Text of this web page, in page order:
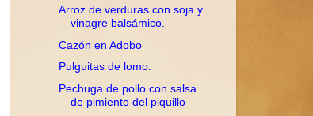
Arroz de verduras con soja y
vinagre balsámico.
Cazón en Adobo
Pulguitas de lomo.
Pechuga de pollo con salsa
de pimiento del piquillo